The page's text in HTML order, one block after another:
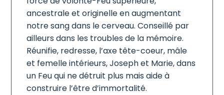
ancestrale et originelle en augmentant
notre sang dans le cerveau. Conseillé par
ailleurs dans les troubles de la mémoire.
Réunifie, redresse, l’axe tête-coeur, mâle
et femelle intérieurs, Joseph et Marie, dans
un Feu qui ne détruit plus mais aide à
construire l’être d’immortalité.